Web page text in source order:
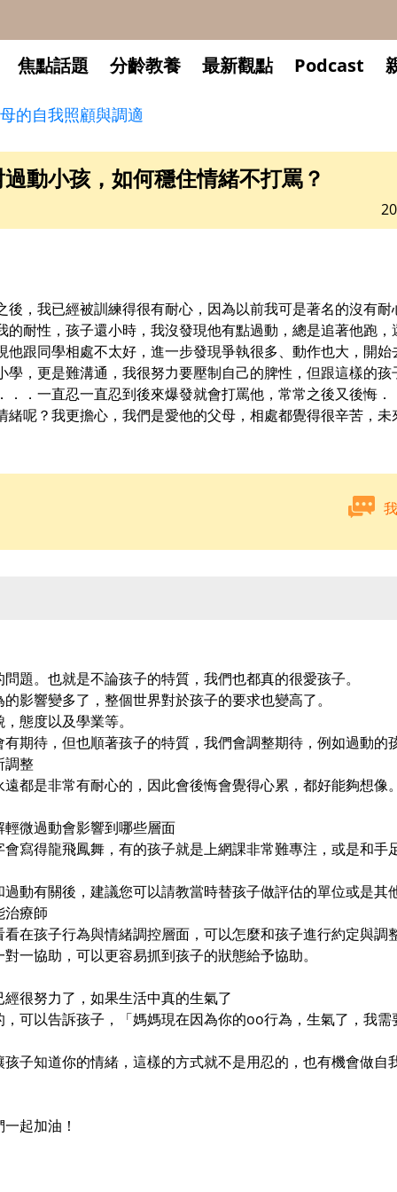
焦點話題 分齡教養 最新觀點 Podcast
的自我照顧與調適
動小孩，如何穩住情緒不打罵？
後，我已經被訓練得很有耐心，因為以前我可是著名的沒有
的耐性，孩子還小時，我沒發現他有點過動，總是追著他跑
他跟同學相處不太好，進一步發現爭執很多、動作也大，開
學，更是難溝通，我很努力要壓制自己的脾性，但跟這樣的
．．一直忍一直忍到後來爆發就會打罵他，常常之後又後悔
緒呢？我更擔心，我們是愛他的父母，相處都覺得很辛苦，
題。也就是不論孩子的特質，我們也都真的很愛孩子。
影響變多了，整個世界對於孩子的要求也變高了。
態度以及學業等。
期待，但也順著孩子的特質，我們會調整期待，例如過動的
調整
都是非常有耐心的，因此會後悔會覺得心累，都好能夠想像
微過動會影響到哪些層面
寫得龍飛鳳舞，有的孩子就是上網課非常難專注，或是和手
動有關後，建議您可以請教當時替孩子做評估的單位或是其
治療師
在孩子行為與情緒調控層面，可以怎麼和孩子進行約定與調
一協助，可以更容易抓到孩子的狀態給予協助。
很努力了，如果生活中真的生氣了
可以告訴孩子，「媽媽現在因為你的oo行為，生氣了，我需
子知道你的情緒，這樣的方式就不是用忍的，也有機會做自
起加油！